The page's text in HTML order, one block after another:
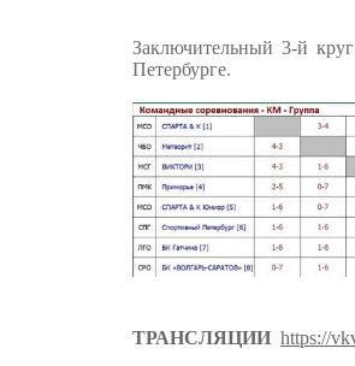
Заключительный 3-й
Петербурге.
ТРАНСЛЯЦИИ https://